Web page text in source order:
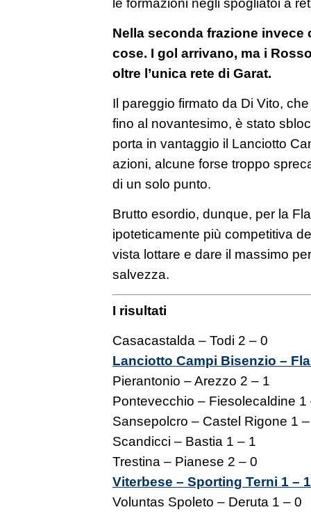
Nella seconda frazione
cose. I gol arrivano, ma i
oltre l’unica rete di Garat.
Il pareggio firmato da Di Vito,
fino al novantesimo, è stato
porta in vantaggio il Lanciotto
azioni, alcune forse troppo
di un solo punto.
Brutto esordio, dunque, per la
ipoteticamente più competitiva
vista lottare e dare il massimo
salvezza.
I risultati
Casacastalda – Todi 2 – 0
Lanciotto Campi Bisenzio –
Pierantonio – Arezzo 2 – 1
Pontevecchio – Fiesolecaldine 1
Sansepolcro – Castel Rigone 1
Scandicci – Bastia 1 – 1
Trestina – Pianese 2 – 0
Viterbese – Sporting Terni 1 – 1
Voluntas Spoleto – Deruta 1 – 0